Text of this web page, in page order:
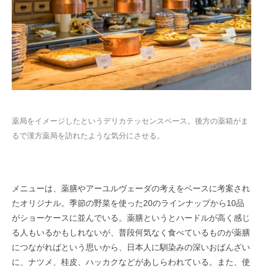
薬局をイメージしたという デリカ テ ッセ ンスペース。後方の薬箱がま
るで漢方薬局を訪れたような気分にさせる。
メニューは、薬膳やアーユルヴェーダの考えをベースに考案され
たオリジナル。季節の野菜を使った20のラインナップから10品
がショーケースに並んでいる。薬膳というとハードルが高く感じ
る人もいるかもしれないが、普段何気なく食べているものが薬膳
につながればという思いから、日本人に馴染みの深いおばんざい
に、ナツメ、桂皮、ハッカクなどがあしらわれている。また、使